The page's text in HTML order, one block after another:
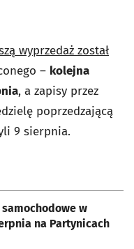
wyprzedaż został
– kolejna
, a zapisy przez
poprzedzającą
9 sierpnia.
w
na Partynicach